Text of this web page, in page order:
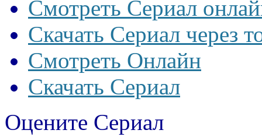
Смотреть Сериал
Скачать Сериал через
Смотреть Онлайн
Скачать Сериал
Оцените Сериал